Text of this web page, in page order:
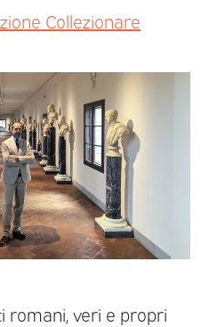
Collezionare
romani, veri e propri